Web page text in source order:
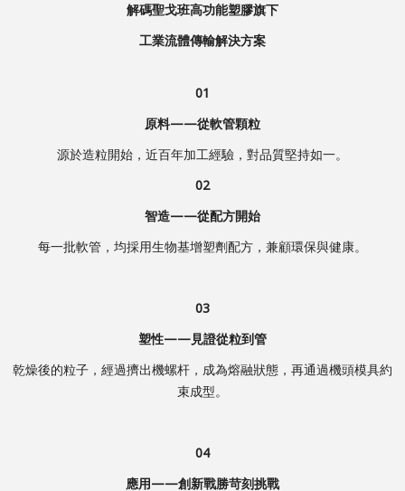
解碼聖戈班高功能塑膠旗下
工業流體傳輸解決方案
01
原料——從軟管顆粒
源於造粒開始，近百年加工經驗，對品質堅持如一。
02
智造——從配方開始
每一批軟管，均採用生物基增塑劑配方，兼顧環保與健康。
03
塑性——見證從粒到管
乾燥後的粒子，經過擠出機螺杆，成為熔融狀態，再通過機頭模具約
束成型。
04
應用——創新戰勝苛刻挑戰